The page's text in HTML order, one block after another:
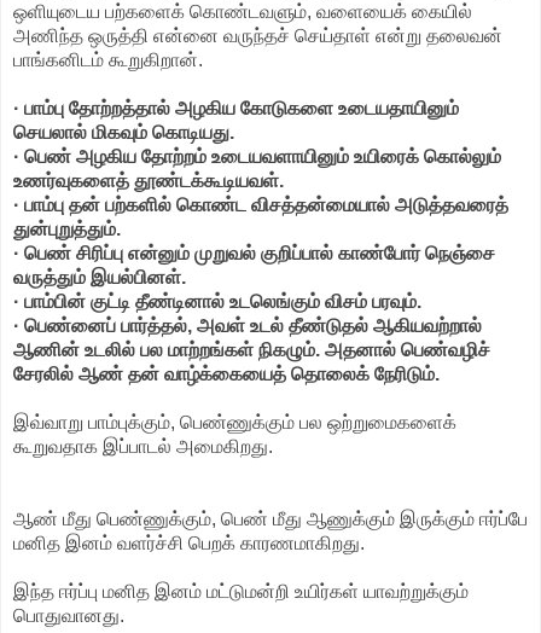
ஒளியுடைய பற்களைக் கொண்டவளும், வளையைக் கையில்
அணிந்த ஒருத்தி என்னை வருந்தச் செய்தாள் என்று தலைவன்
பாங்கனிடம் கூறுகிறான்.
· பாம்பு தோற்றத்தால் அழகிய கோடுகளை உடையதாயினும்
செயலால் மிகவும் கொடியது.
· பெண் அழகிய தோற்றம் உடையவளாயினும் உயிரைக் கொல்லும்
உணர்வுகளைத் தூண்டக்கூடியவள்.
· பாம்பு தன் பற்களில் கொண்ட விசத்தன்மையால் அடுத்தவரைத்
துன்புறுத்தும்.
· பெண் சிரிப்பு என்னும் முறுவல் குறிப்பால் காண்போர் நெஞ்சை
வருத்தும் இயல்பினள்.
· பாம்பின் குட்டி தீண்டினால் உடலெங்கும் விசம் பரவும்.
· பெண்னைப் பார்த்தல், அவள் உடல் தீண்டுதல் ஆகியவற்றால்
ஆணின் உடலில் பல மாற்றங்கள் நிகழும். அதனால் பெண்வழிச்
சேரலில் ஆண் தன் வாழ்க்கையைத் தொலைக் நேரிடும்.
இவ்வாறு பாம்புக்கும், பெண்ணுக்கும் பல ஒற்றுமைகளைக்
கூறுவதாக இப்பாடல் அமைகிறது.
ஆண் மீது பெண்ணுக்கும், பெண் மீது ஆணுக்கும் இருக்கும் ஈர்ப்பே
மனித இனம் வளர்ச்சி பெறக் காரணமாகிறது.
இந்த ஈர்ப்பு மனித இனம் மட்டுமன்றி உயிர்கள் யாவற்றுக்கும்
பொதுவானது.